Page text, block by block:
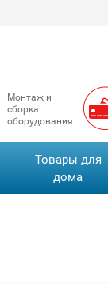
Монтаж и
сборка
оборудования
Товары для
дома